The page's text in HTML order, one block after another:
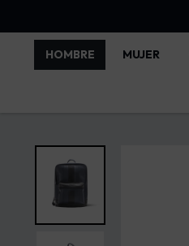
HOMBRE MUJER